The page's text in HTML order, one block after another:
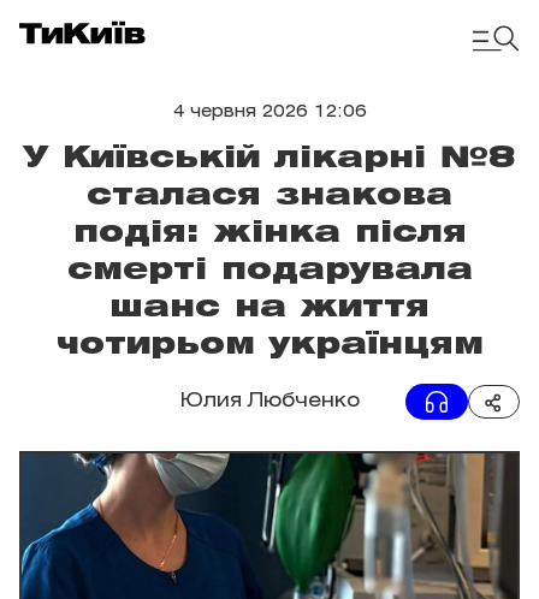
4 червня 2026 12:06
У Київській лікарні №8
сталася знакова
подія: жінка після
смерті подарувала
шанс на життя
чотирьом українцям
Юлия Любченко